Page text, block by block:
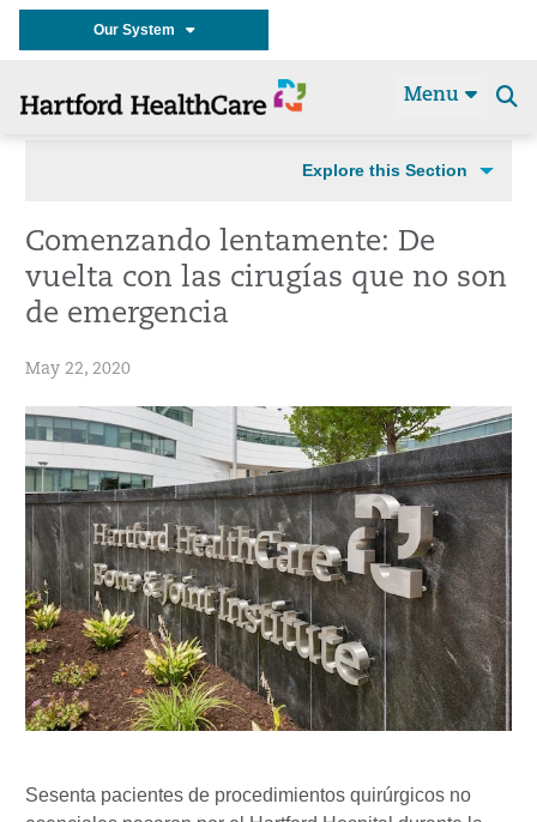
Our System
Menu
Explore this Section
Comenzando lentamente: De
vuelta con las cirugías que no son
de emergencia
May 22, 2020
Sesenta pacientes de procedimientos quirúrgicos no